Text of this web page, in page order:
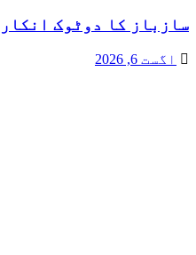
سازباز کا دوٹوک انکار
اگست 6, 2026